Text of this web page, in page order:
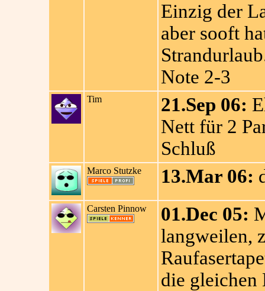
Einzig der
aber sooft
Note 2-3
Tim 21.Sep 06:
Nett für 2
Schluß
Marco Stutzke 13.Mar 06:
Carsten Pinnow 01.Dec 05:
langweilen,
die gleichen